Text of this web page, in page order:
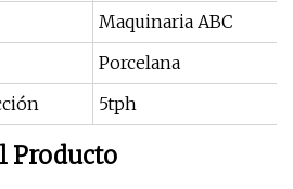
Maquinaria ABC
Porcelana
5tph
Producto